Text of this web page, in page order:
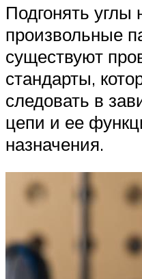
Подгонять углы
произвольные
существуют
стандарты,
следовать в
цепи и ее
назначения.